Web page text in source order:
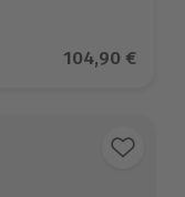
Aktueller
104,90 €